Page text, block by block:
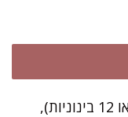
המתכון מתאים ל-10 פרוסות גדולות (או 12 בינוניות),